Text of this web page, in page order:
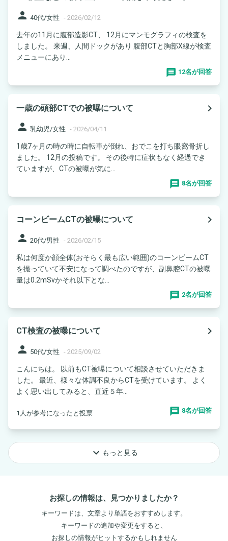
person 40代/女性 - 2026/02/12
去年の11月に腹部造影CT、 12月にマンモグラフィの検査を
しました。 来週、人間ドックがあり 腹部CTと胸部X線が検査
メニューにあり...
12名が回答
一歳の頭部CTでの被曝について
navigate_next
person 乳幼児/女性 - 2026/04/11
1歳7ヶ月の時の時に自転車が倒れ、おでこを打ち眼窩骨折し
ました。 12月の投稿です。 その後特に症状もなく経過でき
ていますが、CTの被曝が気に...
8名が回答
コーンビームCTの被曝について
navigate_next
person 20代/男性 - 2026/02/15
私は何度か顔全体(おそらく最も広い範囲)のコーンビームCT
を撮っていて不安になって調べたのですが、副鼻腔CTの被曝
量は0.2mSvかそれ以下とな...
2名が回答
CT検査の被曝について
navigate_next
person 50代/女性 - 2025/09/02
こんにちは。 以前もCT被曝について相談させていただきま
した。 最近、様々な体調不良からCTを受けています。 よく
よく思い出してみると、直近５年...
1人が参考になったと投票 8名が回答
keyboard_arrow_down もっと見る
お探しの情報は、見つかりましたか？
キーワードは、文章より単語をおすすめします。
キーワードの追加や変更をすると、
お探しの情報がヒットするかもしれません